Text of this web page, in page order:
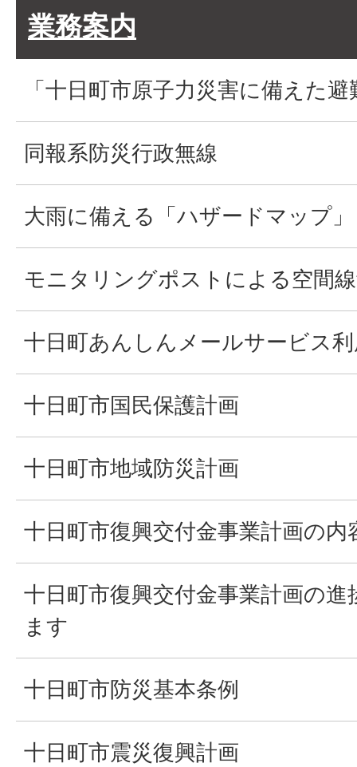
業務案内
「十日町市原子力災害に備えた
同報系防災行政無線
大雨に備える「ハザードマップ」
モニタリングポストによる空間
十日町あんしんメールサービス
十日町市国民保護計画
十日町市地域防災計画
十日町市復興交付金事業計画の
十日町市復興交付金事業計画の
ます
十日町市防災基本条例
十日町市震災復興計画